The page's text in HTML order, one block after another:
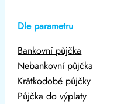
Dle parametru
Bankovní půjčka
Nebankovní půjčka
Krátkodobé půjčky
Půjčka do výplaty